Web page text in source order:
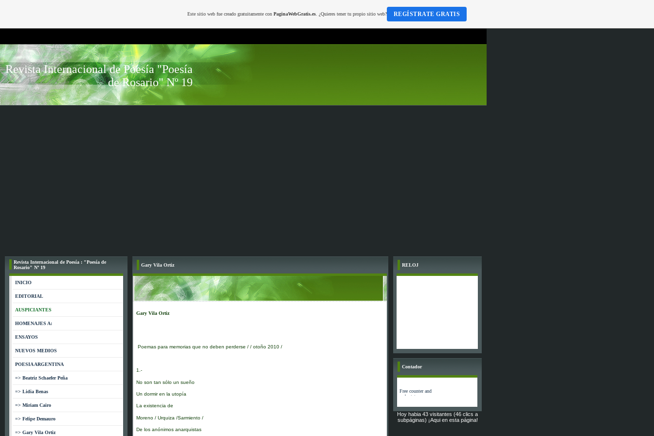
Revista Internacional de Poesía "Poesía
de Rosario" Nº 19
Revista Internacional de Poesía : "Poesía de
Rosario" Nº 19
INICIO
EDITORIAL
AUSPICIANTES
HOMENAJES A:
ENSAYOS
NUEVOS MEDIOS
POESIA ARGENTINA
=> Beatriz Schaefer Peña
=> Lidia Benas
=> Miriam Cairo
=> Felipe Demauro
=> Gary Vila Ortiz
Gary Vila Ortiz
Gary Vila Ortiz
Poemas para memorias que no deben perderse / / otoño 2010 /
1.-
No son tan sólo un sueño
Un dormir en la utopía
La existencia de
Moreno / Urquiza /Sarmiento /
De los anónimos anarquistas
RELOJ
Contador
Hoy habia 43 visitantes (46 clics a
subpáginas) ¡Aqui en esta página!
Este sitio web fue creado gratuitamente con PaginaWebGratis.es. ¿Quieres tener tu propio sitio web? REGÍSTRATE GRATIS